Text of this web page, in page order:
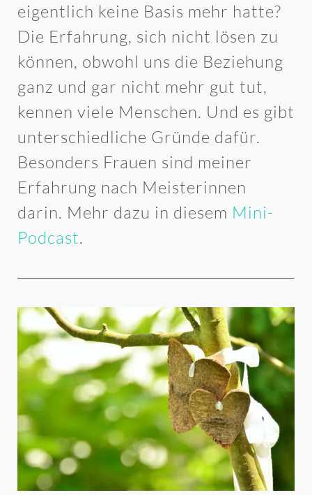
eigentlich keine Basis mehr hatte?
Die Erfahrung, sich nicht lösen zu
können, obwohl uns die Beziehung
ganz und gar nicht mehr gut tut,
kennen viele Menschen. Und es gibt
unterschiedliche Gründe dafür.
Besonders Frauen sind meiner
Erfahrung nach Meisterinnen
darin. Mehr dazu in diesem Mini-
Podcast.